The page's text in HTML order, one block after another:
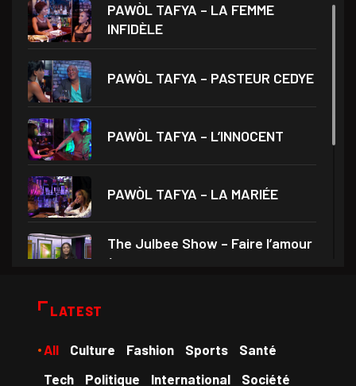
PAWÒL TAFYA – LA FEMME
INFIDÈLE
PAWÒL TAFYA – PASTEUR CEDYE
PAWÒL TAFYA – L’INNOCENT
PAWÒL TAFYA – LA MARIÉE
The Julbee Show – Faire l’amour
à son
LATEST
All Culture Fashion Sports
Santé
Tech
Politique International Société